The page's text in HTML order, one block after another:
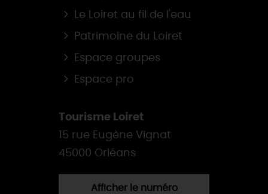
Le Loiret au fil de l'eau
Patrimoine du Loiret
Espace groupes
Espace pro
Tourisme Loiret
15 rue Eugène Vignat
45000 Orléans
Afficher le numéro